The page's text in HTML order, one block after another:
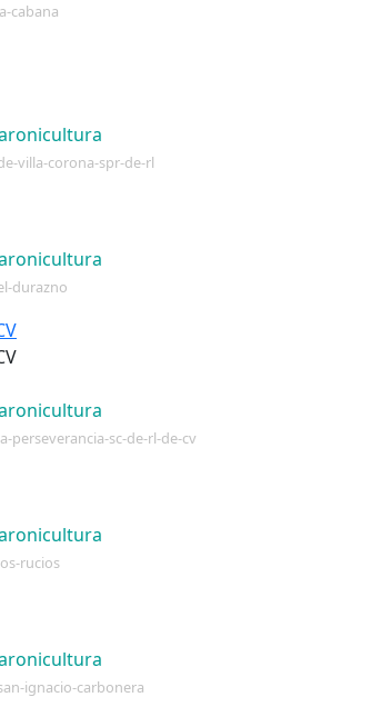
cabana
villa-corona-spr-de-rl
durazno
sc-de-rl-de-cv
rucios
ignacio-carbonera